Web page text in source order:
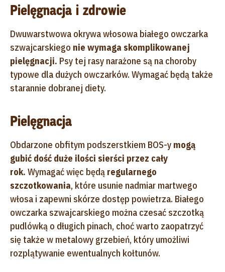
Pielęgnacja i zdrowie
Dwuwarstwowa okrywa włosowa białego owczarka
szwajcarskiego nie wymaga skomplikowanej
pielęgnacji. Psy tej rasy narażone są na choroby
typowe dla dużych owczarków. Wymagać będą także
starannie dobranej diety.
Pielęgnacja
Obdarzone obfitym podszerstkiem BOS-y mogą
gubić dość duże ilości sierści przez cały
rok. Wymagać więc będą regularnego
szczotkowania, które usunie nadmiar martwego
włosa i zapewni skórze dostęp powietrza. Białego
owczarka szwajcarskiego można czesać szczotką
pudlówką o długich pinach, choć warto zaopatrzyć
się także w metalowy grzebień, który umożliwi
rozplątywanie ewentualnych kołtunów.